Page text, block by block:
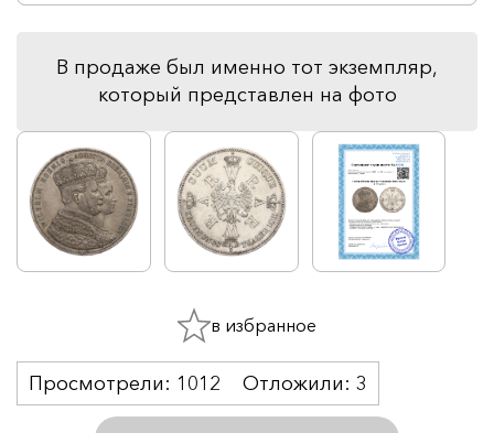
В продаже был именно тот экземпляр,
который представлен на фото
Просмотрели: 1012 Отложили: 3
в избранное